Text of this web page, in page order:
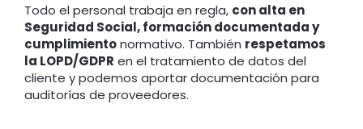
Todo el personal trabaja en regla, con alta en
Seguridad Social, formación documentada y
cumplimientonormativo. También respetamos
la LOPD/GDPR en el tratamiento de datos del
cliente y podemos aportar documentación para
auditorías de proveedores.